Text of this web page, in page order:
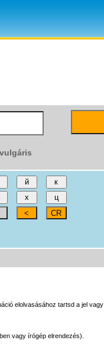
vulgáris
elolvasásához tartsd a jel vagy
vagy írógép elrendezés).